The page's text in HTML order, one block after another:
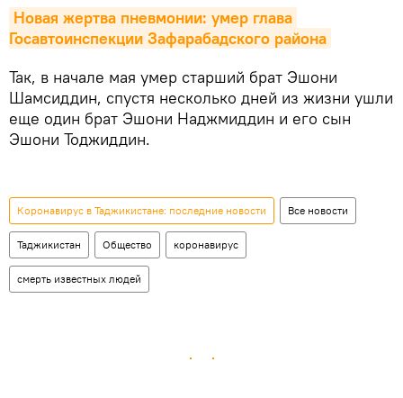
Новая жертва пневмонии: умер глава
Госавтоинспекции Зафарабадского района
Так, в начале мая умер старший брат Эшони
Шамсиддин, спустя несколько дней из жизни ушли
еще один брат Эшони Наджмиддин и его сын
Эшони Тоджиддин.
Коронавирус в Таджикистане: последние новости Все новости
Таджикистан Общество коронавирус
смерть известных людей